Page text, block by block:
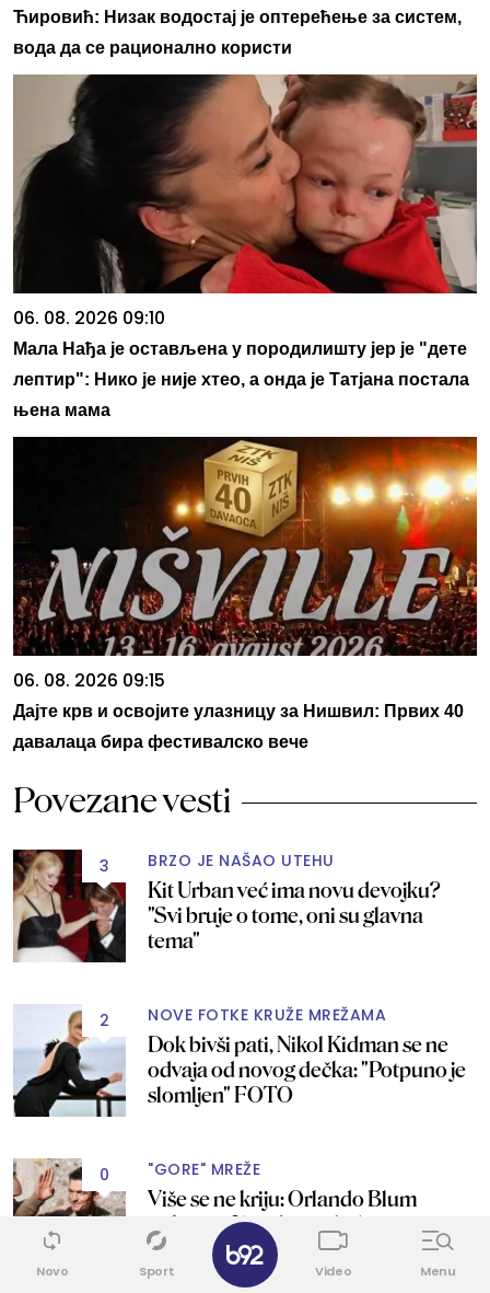
Ћировић: Низак водостај је оптерећење за систем,
вода да се рационално користи
06. 08. 2026 09:10
Мала Нађа је остављена у породилишту јер је "дете
лептир": Нико је није хтео, а онда је Татјана постала
њена мама
06. 08. 2026 09:15
Дајте крв и освојите улазницу за Нишвил: Првих 40
давалаца бира фестивалско вече
Povezane vesti
3 BRZO JE NAŠAO UTEHU
Kit Urban već ima novu devojku?
"Svi bruje o tome, oni su glavna
tema"
2 NOVE FOTKE KRUŽE MREŽAMA
Dok bivši pati, Nikol Kidman se ne
odvaja od novog dečka: "Potpuno je
slomljen" FOTO
0 "GORE" MREŽE
Više se ne kriju: Orlando Blum
pokazao 21 godinu mlađu
manekenku FOTO
Novo Sport Video Menu
✕